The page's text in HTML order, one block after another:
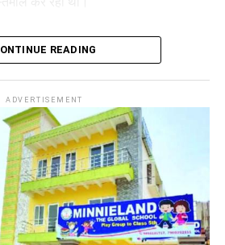
शातिर चोर गिरफ्तार; ₹5 लाख कैश बरामद
थी चोरी
को मिला सुराग
से पहला आरोपी गिरफ्तार
के जेवर
सामान बरामद
READING
ADVERTISEMENT